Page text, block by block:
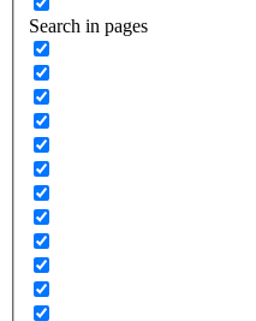
Search in pages